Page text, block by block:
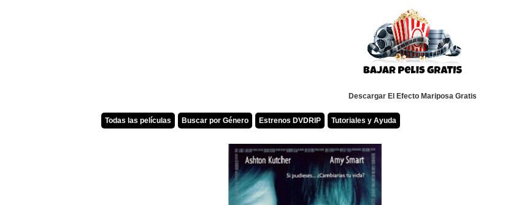
Descargar El Efecto Mariposa Gratis
Todas las películas Buscar por Género Estrenos DVDRIP Tutoriales y Ayuda